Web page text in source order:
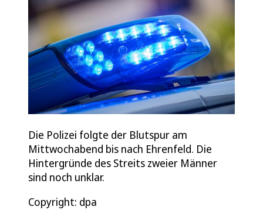
Die Polizei folgte der Blutspur am
Mittwochabend bis nach Ehrenfeld. Die
Hintergründe des Streits zweier Männer
sind noch unklar.
Copyright: dpa